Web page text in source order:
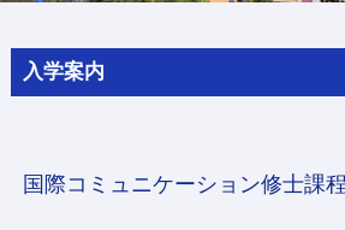
私たちの歴史
学位プログラム
入学案内
国際コミュニケーション修士課程